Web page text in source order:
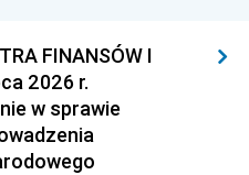
FINANSÓW I
2026 r.
w sprawie